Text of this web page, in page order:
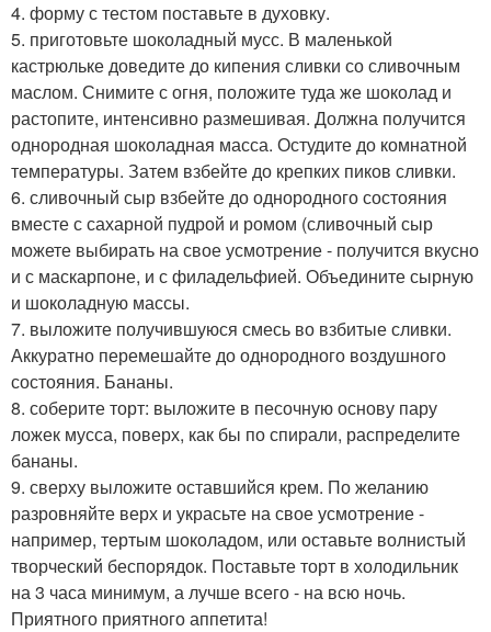
4. форму с тестом поставьте в духовку.
5. приготовьте шоколадный мусс. В маленькой
кастрюльке доведите до кипения сливки со сливочным
маслом. Снимите с огня, положите туда же шоколад и
растопите, интенсивно размешивая. Должна получится
однородная шоколадная масса. Остудите до комнатной
температуры. Затем взбейте до крепких пиков сливки.
6. сливочный сыр взбейте до однородного состояния
вместе с сахарной пудрой и ромом (сливочный сыр
можете выбирать на свое усмотрение - получится вкусно
и с маскарпоне, и с филадельфией. Объедините сырную
и шоколадную массы.
7. выложите получившуюся смесь во взбитые сливки.
Аккуратно перемешайте до однородного воздушного
состояния. Бананы.
8. соберите торт: выложите в песочную основу пару
ложек мусса, поверх, как бы по спирали, распределите
бананы.
9. сверху выложите оставшийся крем. По желанию
разровняйте верх и украсьте на свое усмотрение -
например, тертым шоколадом, или оставьте волнистый
творческий беспорядок. Поставьте торт в холодильник
на 3 часа минимум, а лучше всего - на всю ночь.
Приятного приятного аппетита!